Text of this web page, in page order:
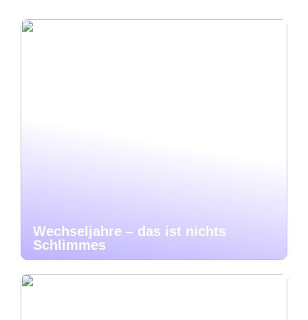
Wechseljahre – das ist nichts
Schlimmes